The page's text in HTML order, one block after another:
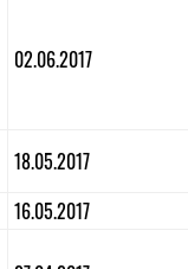
02.06.2017
18.05.2017
16.05.2017